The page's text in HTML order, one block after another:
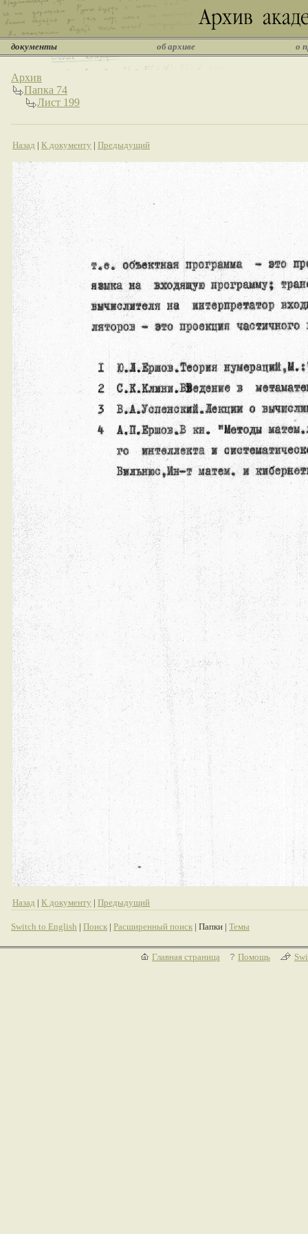
документы об архиве о
Архив
Папка 74
Лист 199
Назад | К документу | Предыдущий
Назад | К документу | Предыдущий
Switch to English | Поиск | Расширенный поиск | Папки | Темы
Главная страница Помощь